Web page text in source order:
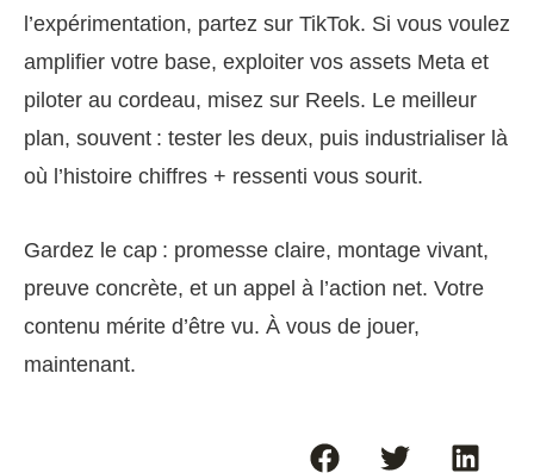
l’expérimentation, partez sur TikTok. Si vous voulez
amplifier votre base, exploiter vos assets Meta et
piloter au cordeau, misez sur Reels. Le meilleur
plan, souvent : tester les deux, puis industrialiser là
où l’histoire chiffres + ressenti vous sourit.
Gardez le cap : promesse claire, montage vivant,
preuve concrète, et un appel à l’action net. Votre
contenu mérite d’être vu. À vous de jouer,
maintenant.